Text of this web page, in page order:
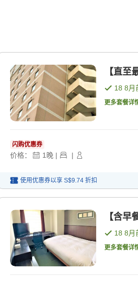
【直至
18 8月
更多套餐详
闪购优惠券
价格： 1晚 | |
使用优惠券以享 S$9.74 折扣
【含早
18 8月
更多套餐详